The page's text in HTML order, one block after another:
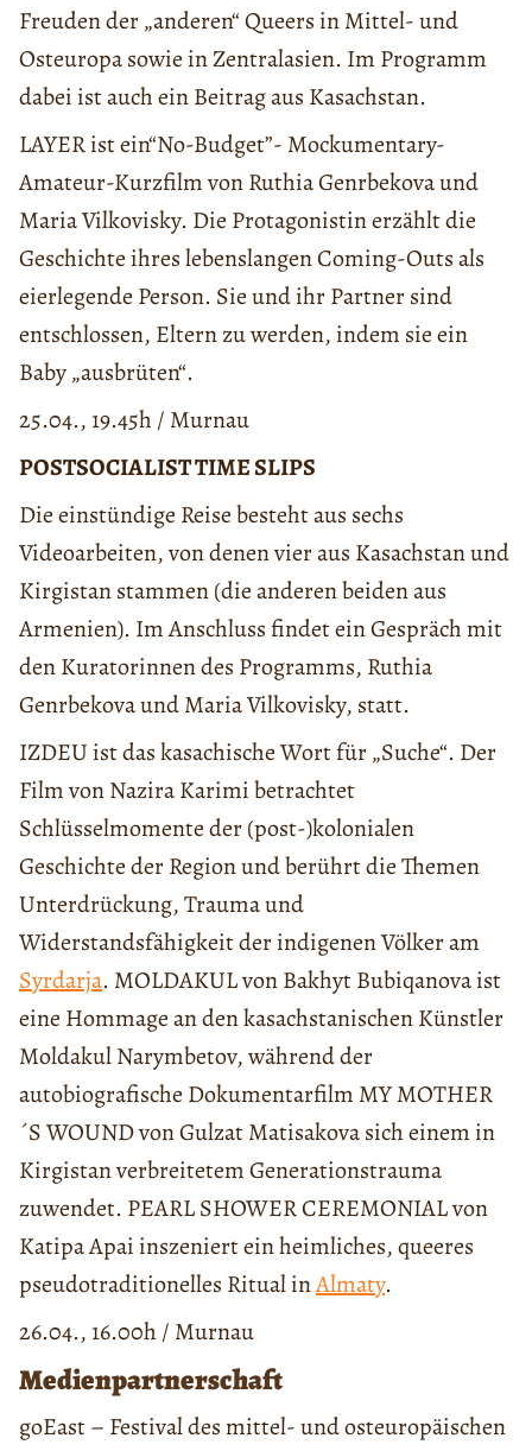
Freuden der „anderen“ Queers in Mittel- und
Osteuropa sowie in Zentralasien. Im Programm
dabei ist auch ein Beitrag aus Kasachstan.
LAYER ist ein“No-Budget”- Mockumentary-
Amateur-Kurzfilm von Ruthia Genrbekova und
Maria Vilkovisky. Die Protagonistin erzählt die
Geschichte ihres lebenslangen Coming-Outs als
eierlegende Person. Sie und ihr Partner sind
entschlossen, Eltern zu werden, indem sie ein
Baby „ausbrüten“.
25.04., 19.45h / Murnau
POSTSOCIALIST TIME SLIPS
Die einstündige Reise besteht aus sechs
Videoarbeiten, von denen vier aus Kasachstan und
Kirgistan stammen (die anderen beiden aus
Armenien). Im Anschluss findet ein Gespräch mit
den Kuratorinnen des Programms, Ruthia
Genrbekova und Maria Vilkovisky, statt.
IZDEU ist das kasachische Wort für „Suche“. Der
Film von Nazira Karimi betrachtet
Schlüsselmomente der (post-)kolonialen
Geschichte der Region und berührt die Themen
Unterdrückung, Trauma und
Widerstandsfähigkeit der indigenen Völker am
Syrdarja. MOLDAKUL von Bakhyt Bubiqanova ist
eine Hommage an den kasachstanischen Künstler
Moldakul Narymbetov, während der
autobiografische Dokumentarfilm MY MOTHER
´S WOUND von Gulzat Matisakova sich einem in
Kirgistan verbreitetem Generationstrauma
zuwendet. PEARL SHOWER CEREMONIAL von
Katipa Apai inszeniert ein heimliches, queeres
pseudotraditionelles Ritual inAlmaty.
26.04., 16.00h / Murnau
Medienpartnerschaft
goEast – Festival des mittel- und osteuropäischen